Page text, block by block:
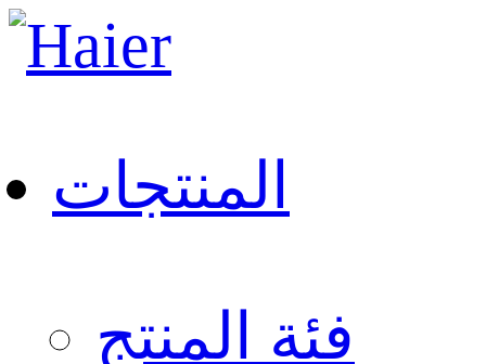
المنتجات
فئة المنتج